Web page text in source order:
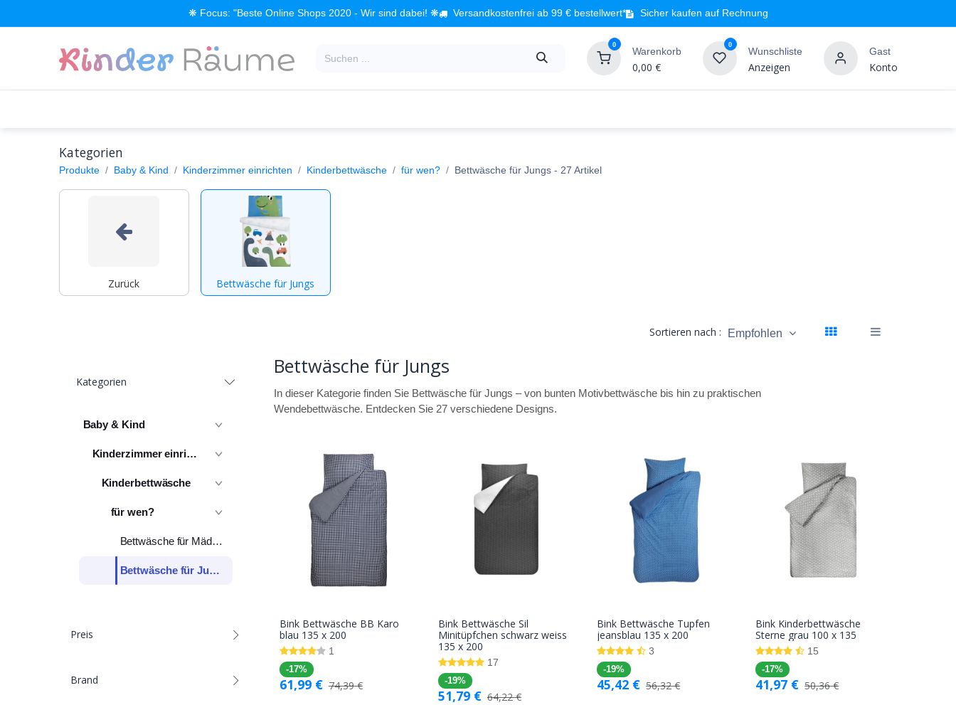
❋ Focus: "Beste Online Shops 2020 - Wir sind dabei! ❋ Versandkostenfrei ab 99 € bestellwert* Sicher kaufen auf Rechnung
0
Warenkorb
0,00 €
0
Wunschliste
Anzeigen
Gast
Konto
Kategorien
Produkte Baby & Kind Kinderzimmer einrichten Kinderbettwäsche für wen? Bettwäsche für Jungs- 27 Artikel
Zurück Bettwäsche für Jungs
Sortieren nach : Empfohlen
Kategorien
Baby & Kind
Kinderzimmer einrichten
Kinderbettwäsche
für wen?
Bettwäsche für Mädchen
Bettwäsche für Jungs
Preis
Brand
Bettwäsche für Jungs
In dieser Kategorie finden Sie Bettwäsche für Jungs – von bunten Motivbettwäsche bis hin zu praktischen
Wendebettwäsche. Entdecken Sie 27 verschiedene Designs.
In den
Warenkorb
Bink Bettwäsche BB Karo
blau 135 x 200
1
-17%
61,99€ 74,39€
In den
Warenkorb
Bink Bettwäsche Sil
Minitüpfchen schwarz weiss
135 x 200
17
-19%
51,79€ 64,22€
In den
Warenkorb
Bink Bettwäsche Tupfen
jeansblau 135 x 200
3
-19%
45,42 € 56,32€
In den
Warenkorb
Bink Kinderbettwäsche
Sterne grau 100 x 135
15
-17%
41,97 € 50,36€